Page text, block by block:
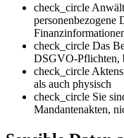
check_circle
personenbezogene
check_circle Das
DSGVO-Pflichten,
check_circle
als auch physisch
check_circle Sie
Mandantenakten,